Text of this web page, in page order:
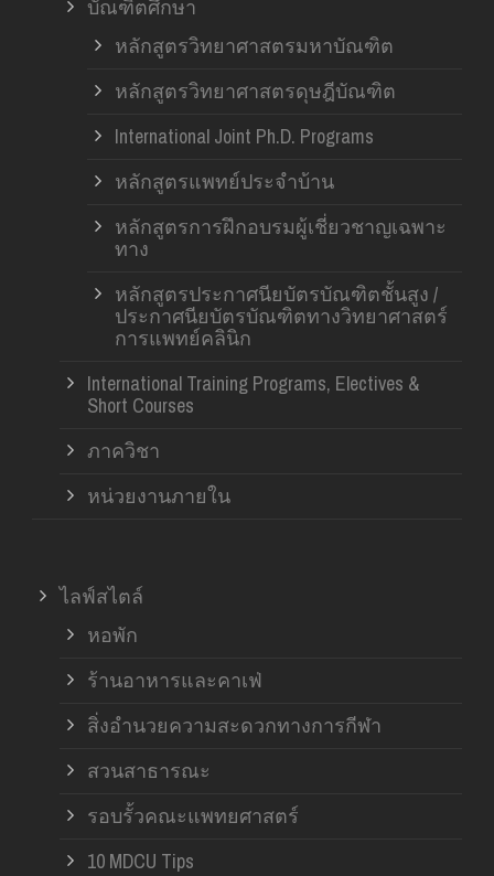
บัณฑิตศึกษา
หลักสูตรวิทยาศาสตรมหาบัณฑิต
หลักสูตรวิทยาศาสตรดุษฎีบัณฑิต
International Joint Ph.D. Programs
หลักสูตรแพทย์ประจำบ้าน
หลักสูตรการฝึกอบรมผู้เชี่ยวชาญเฉพาะ
ทาง
หลักสูตรประกาศนียบัตรบัณฑิตชั้นสูง /
ประกาศนียบัตรบัณฑิตทางวิทยาศาสตร์
การแพทย์คลินิก
International Training Programs, Electives &
Short Courses
ภาควิชา
หน่วยงานภายใน
ไลฟ์สไตล์
หอพัก
ร้านอาหารและคาเฟ่
สิ่งอำนวยความสะดวกทางการกีฬา
สวนสาธารณะ
รอบรั้วคณะแพทยศาสตร์
10 MDCU Tips